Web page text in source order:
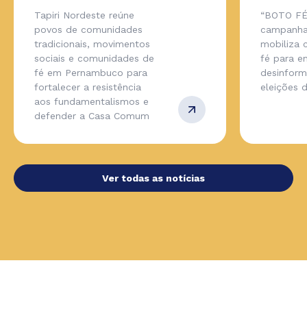
Tapiri Nordeste reúne
povos de comunidades
tradicionais, movimentos
sociais e comunidades de
fé em Pernambuco para
fortalecer a resistência
aos fundamentalismos e
defender a Casa Comum
“BOTO
mobiliza
fé para
eleições
Ver todas as notícias